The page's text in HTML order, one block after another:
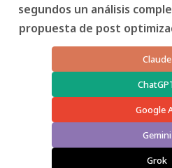
segundos un análisis
propuesta de post
Claude
Google
Gemini
Grok